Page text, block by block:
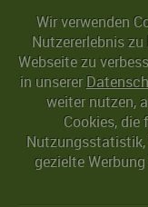
Wir verwenden
Nutzererlebnis
Webseite zu
in unserer
weiter nutzen,
Cookies, die
Nutzungsstatistik,
gezielte